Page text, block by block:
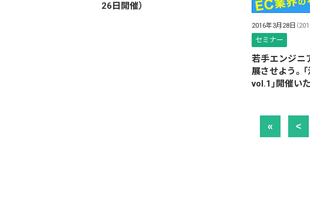
26日開催）
2016年3月28日 （
セミナー
若手エンジニ
展させよう。
vol.1」開催い
« <